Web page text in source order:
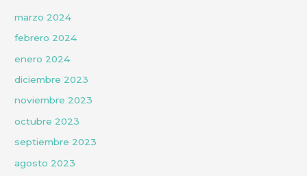
marzo 2024
febrero 2024
enero 2024
diciembre 2023
noviembre 2023
octubre 2023
septiembre 2023
agosto 2023